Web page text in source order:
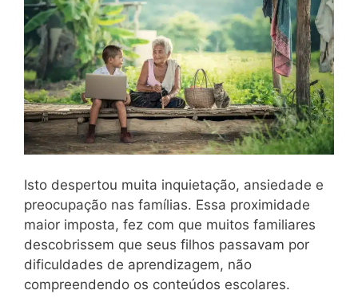
Isto despertou muita inquietação, ansiedade e
preocupação nas famílias. Essa proximidade
maior imposta, fez com que muitos familiares
descobrissem que seus filhos passavam por
dificuldades de aprendizagem, não
compreendendo os conteúdos escolares.